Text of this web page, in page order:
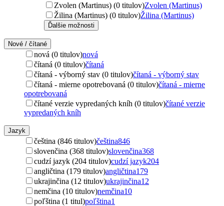
Zvolen (Martinus) (0 titulov)Zvolen (Martinus)
Žilina (Martinus) (0 titulov)Žilina (Martinus)
Ďalšie možnosti
Nové / čítané
nová (0 titulov)nová
čítaná (0 titulov)čítaná
čítaná - výborný stav (0 titulov)čítaná - výborný stav
čítaná - mierne opotrebovaná (0 titulov)čítaná - mierne
opotrebovaná
čítané verzie vypredaných kníh (0 titulov)čítané verzie
vypredaných kníh
Jazyk
čeština (846 titulov)čeština846
slovenčina (368 titulov)slovenčina368
cudzí jazyk (204 titulov)cudzí jazyk204
angličtina (179 titulov)angličtina179
ukrajinčina (12 titulov)ukrajinčina12
nemčina (10 titulov)nemčina10
poľština (1 titul)poľština1